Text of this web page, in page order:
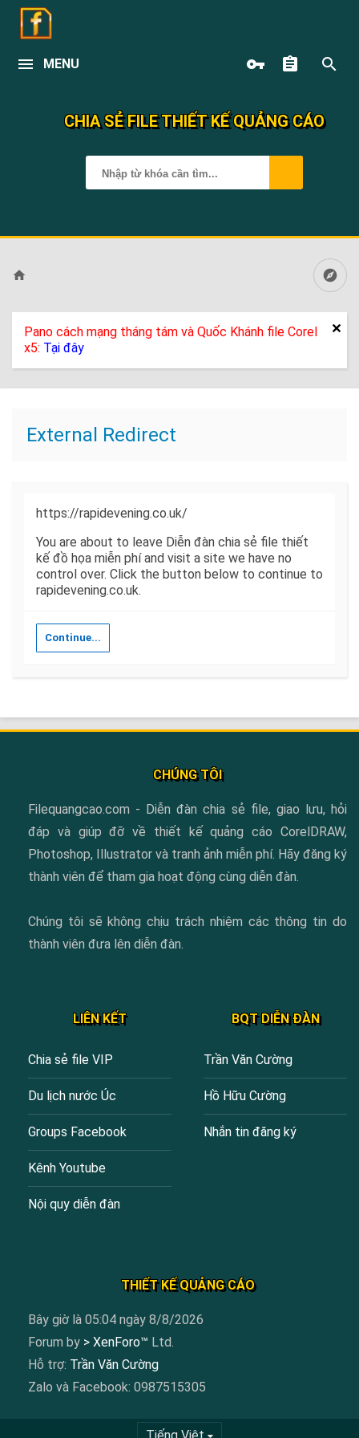
MENU
CHIA SẺ FILE THIẾT KẾ QUẢNG CÁO
Pano cách mạng tháng tám và Quốc Khánh file Corel
x5: Tại đây
External Redirect
https://rapidevening.co.uk/
You are about to leave Diễn đàn chia sẻ file thiết
kế đồ họa miễn phí and visit a site we have no
control over. Click the button below to continue to
rapidevening.co.uk.
Continue...
CHÚNG TÔI
Filequangcao.com - Diễn đàn chia sẻ file, giao lưu, hỏi
đáp và giúp đỡ về thiết kế quảng cáo CorelDRAW,
Photoshop, Illustrator và tranh ảnh miễn phí. Hãy đăng ký
thành viên để tham gia hoạt động cùng diễn đàn.
Chúng tôi sẽ không chịu trách nhiệm các thông tin do
thành viên đưa lên diễn đàn.
LIÊN KẾT
Chia sẻ file VIP
Du lịch nước Úc
Groups Facebook
Kênh Youtube
Nội quy diễn đàn
BQT DIỄN ĐÀN
Trần Văn Cường
Hồ Hữu Cường
Nhắn tin đăng ký
THIẾT KẾ QUẢNG CÁO
Bây giờ là 05:04 ngày 8/8/2026
Forum by > XenForo™ Ltd.
Hỗ trợ: Trần Văn Cường
Zalo và Facebook: 0987515305